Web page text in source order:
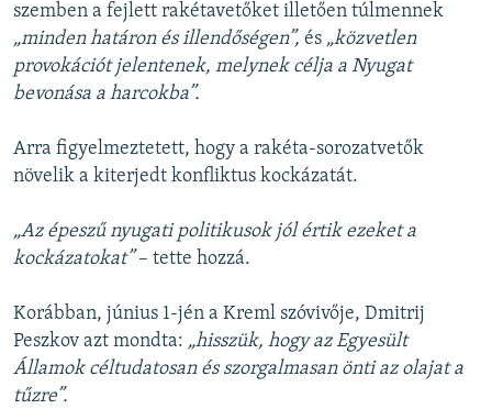
szemben a fejlett rakétavetőket illetően túlmennek
„minden határon és illendőségen”, és „közvetlen
provokációt jelentenek, melynek célja a Nyugat
bevonása a harcokba”.
Arra figyelmeztetett, hogy a rakéta-sorozatvetők
növelik a kiterjedt konfliktus kockázatát.
„Az épeszű nyugati politikusok jól értik ezeket a
kockázatokat”– tette hozzá.
Korábban, június 1-jén a Kreml szóvivője, Dmitrij
Peszkov azt mondta: „hisszük, hogy az Egyesült
Államok céltudatosan és szorgalmasan önti az olajat a
tűzre”.